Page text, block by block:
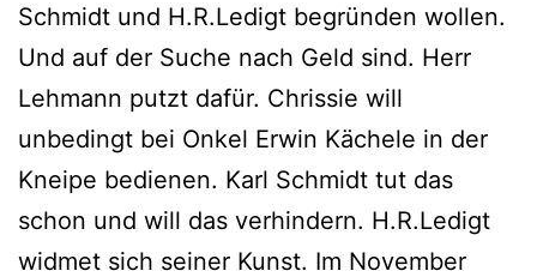
Schmidt und H.R.Ledigt begründen wollen.
Und auf der Suche nach Geld sind. Herr
Lehmann putzt dafür. Chrissie will
unbedingt bei Onkel Erwin Kächele in der
Kneipe bedienen. Karl Schmidt tut das
schon und will das verhindern. H.R.Ledigt
widmet sich seiner Kunst. Im November